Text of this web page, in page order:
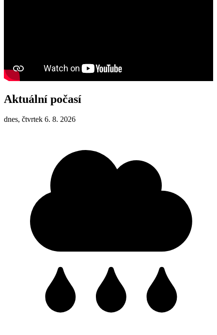
Aktuální počasí
dnes, čtvrtek 6. 8. 2026